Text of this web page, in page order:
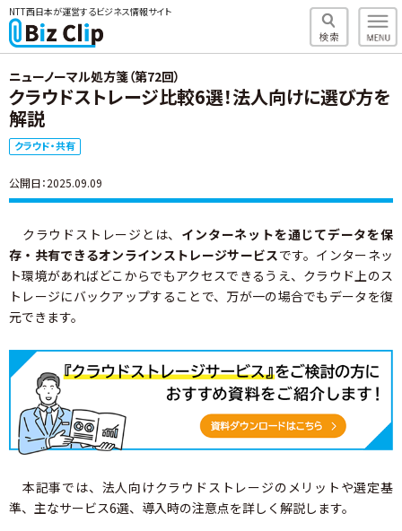
NTT西日本が運営するビジネス情報サイト
ニューノーマル処方箋（第72回）
クラウドストレージ比較6選！法人向けに選び方を
解説
クラウド・共有
公開日：2025.09.09
クラウドストレージとは、 インターネットを通じてデータを保
存・共有できるオンラインストレージサービスです。インターネッ
ト環境があればどこからでもアクセスできるうえ、クラウド上のス
トレージにバックアップすることで、万が一の場合でもデータを復
元できます。
本記事では、法人向けクラウドストレージのメリットや選定基
準、主なサービス6選、導入時の注意点を詳しく解説します。